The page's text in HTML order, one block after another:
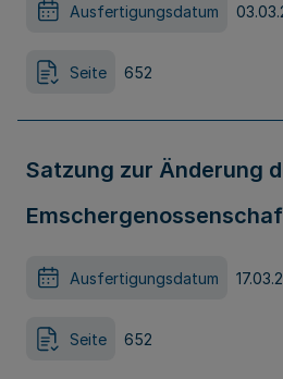
Ausfertigungsdatum
Seite 652
Satzung zur Änderung
Ausfertigungsdatum
Seite 652